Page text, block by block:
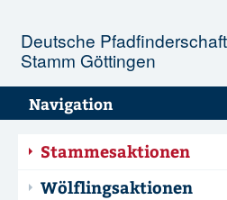
Deutsche
Stamm Göttingen
Navigation
Unser Stamm
Stufen
Stammesaktionen
Wölflingsaktionen